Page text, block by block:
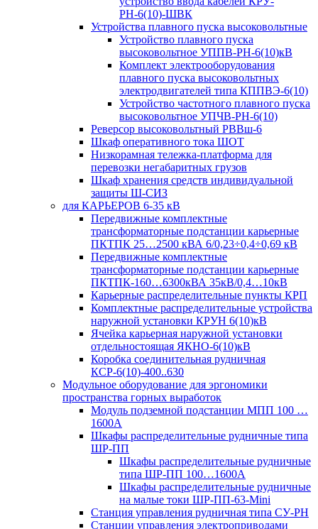
РН-6(10)-ШВК
Устройства плавного пуска высоковольтные
Устройство плавного пуска
высоковольтное УППВ-РН-6(10)кВ
Комплект электрооборудования
плавного пуска высоковольтных
электродвигателей типа КППВЭ-6(10)
Устройство частотного плавного пуска
высоковольтное УПЧВ-РН-6(10)
Реверсор высоковольтный РВВш-6
Шкаф оперативного тока ШОТ
Низкорамная тележка-платформа для
перевозки негабаритных грузов
Шкаф хранения средств индивидуальной
защиты Ш-СИЗ
для КАРЬЕРОВ 6-35 кВ
Передвижные комплектные
трансформаторные подстанции карьерные
ПКТПК 25…2500 кВА 6/0,23÷0,4÷0,69 кВ
Передвижные комплектные
трансформаторные подстанции карьерные
ПКТПК-160…6300кВА 35кВ/0,4…10кВ
Карьерные распределительные пункты КРП
Комплектные распределительные устройства
наружной установки КРУН 6(10)кВ
Ячейка карьерная наружной установки
отдельностоящая ЯКНО-6(10)кВ
Коробка соединительная рудничная
КСР-6(10)-400..630
Модульное оборудование для эргономики
пространства горных выработок
Модуль подземной подстанции МПП 100 …
1600А
Шкафы распределительные рудничные типа
ШР-ПП
Шкафы распределительные рудничные
типа ШР-ПП 100…1600А
Шкафы распределительные рудничные
на малые токи ШР-ПП-63-Mini
Станция управления рудничная типа СУ-РН
Станции управления электроприводами